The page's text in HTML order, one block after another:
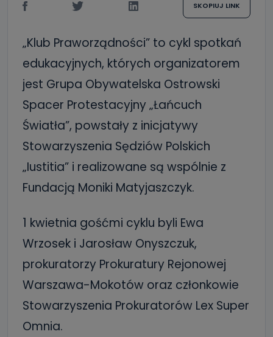
SKOPIUJ LINK
„Klub Praworządności” to cykl spotkań
edukacyjnych, których organizatorem
jest Grupa Obywatelska Ostrowski
Spacer Protestacyjny „Łańcuch
Światła”, powstały z inicjatywy
Stowarzyszenia Sędziów Polskich
„Iustitia” i realizowane są wspólnie z
Fundacją Moniki Matyjaszczyk.
1 kwietnia gośćmi cyklu byli Ewa
Wrzosek i Jarosław Onyszczuk,
prokuratorzy Prokuratury Rejonowej
Warszawa-Mokotów oraz członkowie
Stowarzyszenia Prokuratorów Lex Super
Omnia.